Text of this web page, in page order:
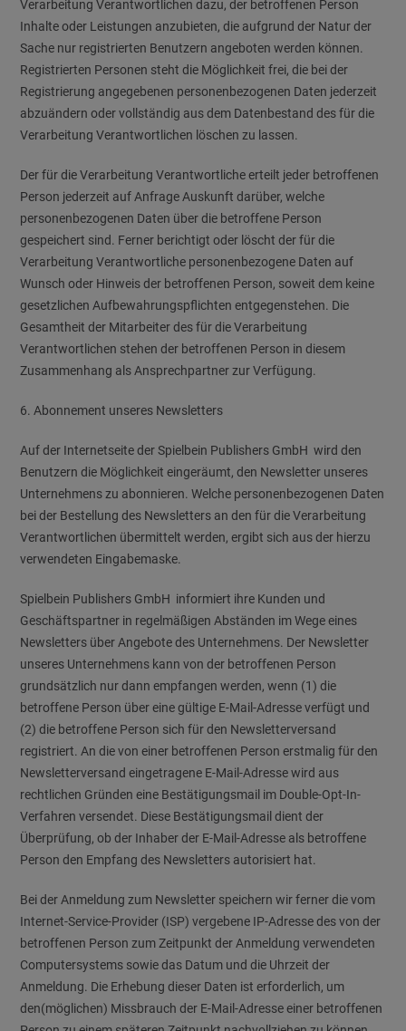
Verarbeitung Verantwortlichen dazu, der betroffenen Person
Inhalte oder Leistungen anzubieten, die aufgrund der Natur der
Sache nur registrierten Benutzern angeboten werden können.
Registrierten Personen steht die Möglichkeit frei, die bei der
Registrierung angegebenen personenbezogenen Daten jederzeit
abzuändern oder vollständig aus dem Datenbestand des für die
Verarbeitung Verantwortlichen löschen zu lassen.
Der für die Verarbeitung Verantwortliche erteilt jeder betroffenen
Person jederzeit auf Anfrage Auskunft darüber, welche
personenbezogenen Daten über die betroffene Person
gespeichert sind. Ferner berichtigt oder löscht der für die
Verarbeitung Verantwortliche personenbezogene Daten auf
Wunsch oder Hinweis der betroffenen Person, soweit dem keine
gesetzlichen Aufbewahrungspflichten entgegenstehen. Die
Gesamtheit der Mitarbeiter des für die Verarbeitung
Verantwortlichen stehen der betroffenen Person in diesem
Zusammenhang als Ansprechpartner zur Verfügung.
6. Abonnement unseres Newsletters
Auf der Internetseite der Spielbein Publishers GmbH wird den
Benutzern die Möglichkeit eingeräumt, den Newsletter unseres
Unternehmens zu abonnieren. Welche personenbezogenen Daten
bei der Bestellung des Newsletters an den für die Verarbeitung
Verantwortlichen übermittelt werden, ergibt sich aus der hierzu
verwendeten Eingabemaske.
Spielbein Publishers GmbH informiert ihre Kunden und
Geschäftspartner in regelmäßigen Abständen im Wege eines
Newsletters über Angebote des Unternehmens. Der Newsletter
unseres Unternehmens kann von der betroffenen Person
grundsätzlich nur dann empfangen werden, wenn (1) die
betroffene Person über eine gültige E-Mail-Adresse verfügt und
(2) die betroffene Person sich für den Newsletterversand
registriert. An die von einer betroffenen Person erstmalig für den
Newsletterversand eingetragene E-Mail-Adresse wird aus
rechtlichen Gründen eine Bestätigungsmail im Double-Opt-In-
Verfahren versendet. Diese Bestätigungsmail dient der
Überprüfung, ob der Inhaber der E-Mail-Adresse als betroffene
Person den Empfang des Newsletters autorisiert hat.
Bei der Anmeldung zum Newsletter speichern wir ferner die vom
Internet-Service-Provider (ISP) vergebene IP-Adresse des von der
betroffenen Person zum Zeitpunkt der Anmeldung verwendeten
Computersystems sowie das Datum und die Uhrzeit der
Anmeldung. Die Erhebung dieser Daten ist erforderlich, um
den(möglichen) Missbrauch der E-Mail-Adresse einer betroffenen